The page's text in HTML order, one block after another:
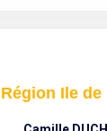
Région Ile de